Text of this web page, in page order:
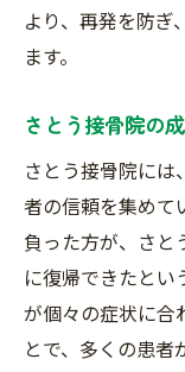
より、再発を防ぎ
ます。
さとう接骨院の
さとう接骨院に
者の信頼を集めて
負った方が、さと
に復帰できたとい
が個々の症状に合
とで、多くの患者